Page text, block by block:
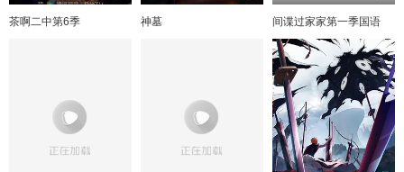
茶啊二中第6季 神墓 间谍过家家第一季国语